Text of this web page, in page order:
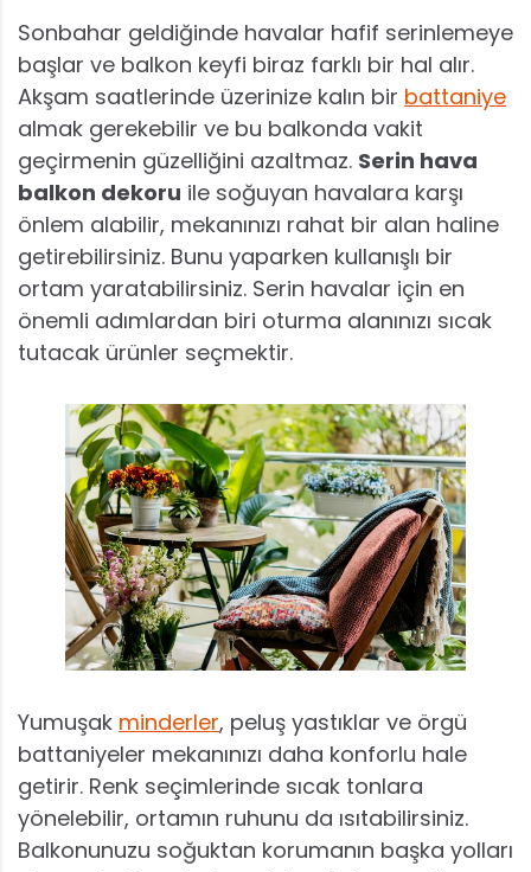
Sonbahar geldiğinde havalar hafif serinlemeye
başlar ve balkon keyfi biraz farklı bir hal alır.
Akşam saatlerinde üzerinize kalın bir battaniye
almak gerekebilir ve bu balkonda vakit
geçirmenin güzelliğini azaltmaz. Serin hava
balkon dekoru ile soğuyan havalara karşı
önlem alabilir, mekanınızı rahat bir alan haline
getirebilirsiniz. Bunu yaparken kullanışlı bir
ortam yaratabilirsiniz. Serin havalar için en
önemli adımlardan biri oturma alanınızı sıcak
tutacak ürünler seçmektir.
Yumuşak minderler, peluş yastıklar ve örgü
battaniyeler mekanınızı daha konforlu hale
getirir. Renk seçimlerinde sıcak tonlara
yönelebilir, ortamın ruhunu da ısıtabilirsiniz.
Balkonunuzu soğuktan korumanın başka yolları